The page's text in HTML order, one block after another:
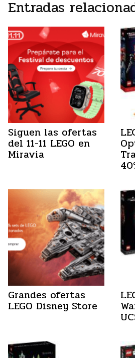
Entradas
Siguen las ofertas
del 11-11 LEGO en
Miravia
Grandes ofertas
LEGO Disney Store